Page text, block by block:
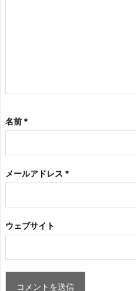
名前 *
メールアドレス *
ウェブサイト